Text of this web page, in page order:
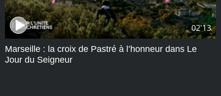
02'13
Marseille : la croix de Pastré à l’honneur dans Le
Jour du Seigneur